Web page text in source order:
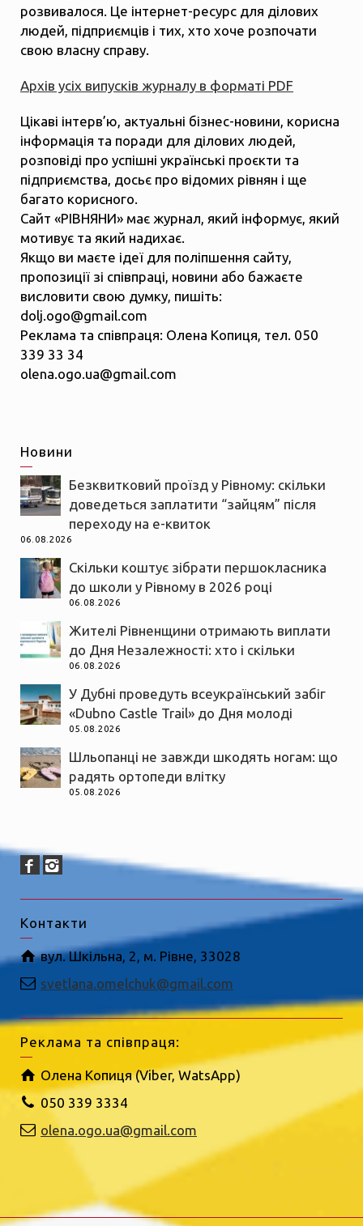
розвивалося. Це інтернет-ресурс для ділових
людей, підприємців і тих, хто хоче розпочати
свою власну справу.
Архів усіх випусків журналу в форматі PDF
Цікаві інтерв’ю, актуальні бізнес-новини, корисна
інформація та поради для ділових людей,
розповіді про успішні українські проєкти та
підприємства, досьє про відомих рівнян і ще
багато корисного.
Сайт «РІВНЯНИ» має журнал, який інформує, який
мотивує та який надихає.
Якщо ви маєте ідеї для поліпшення сайту,
пропозиції зі співпраці, новини або бажаєте
висловити свою думку, пишіть:
dolj.ogo@gmail.com
Реклама та співпраця: Олена Копиця, тел. 050
339 33 34
olena.ogo.ua@gmail.com
Новини
Безквитковий проїзд у Рівному: скільки
доведеться заплатити “зайцям” після
переходу на е-квиток
06.08.2026
Скільки коштує зібрати першокласника
до школи у Рівному в 2026 році
06.08.2026
Жителі Рівненщини отримають виплати
до Дня Незалежності: хто і скільки
06.08.2026
У Дубні проведуть всеукраїнський забіг
«Dubno Castle Trail» до Дня молоді
05.08.2026
Шльопанці не завжди шкодять ногам: що
радять ортопеди влітку
05.08.2026
Контакти
вул. Шкільна, 2, м. Рівне, 33028
svetlana.omelchuk@gmail.com
Реклама та співпраця:
Олена Копиця (Viber, WatsApp)
050 339 3334
olena.ogo.ua@gmail.com